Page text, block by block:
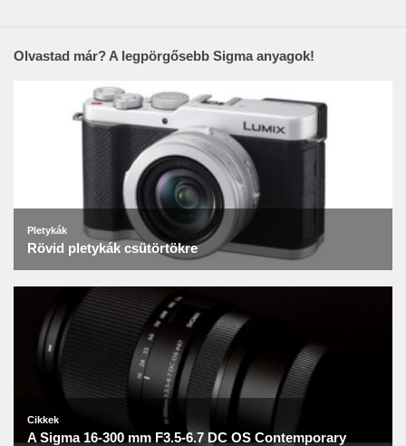
Olvastad már? A legpörgősebb Sigma anyagok!